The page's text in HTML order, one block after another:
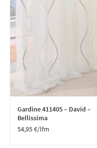
Gardine 411405 – David –
Bellissima
54,95€/lfm